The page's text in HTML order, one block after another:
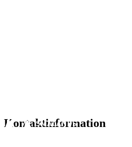
Kontaktinformation